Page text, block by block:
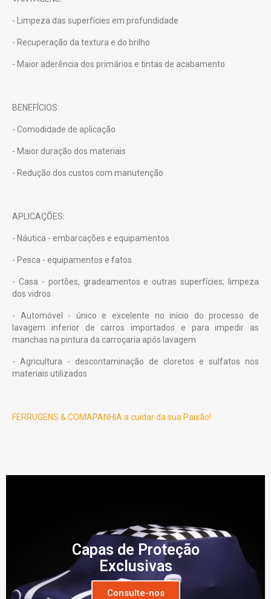
- Limpeza das superfícies em profundidade
- Recuperação da textura e do brilho
- Maior aderência dos primários e tintas de acabamento
BENEFÍCIOS:
- Comodidade de aplicação
- Maior duração dos materiais
- Redução dos custos com manutenção
APLICAÇÕES:
- Náutica - embarcações e equipamentos
- Pesca - equipamentos e fatos
- Casa - portões, gradeamentos e outras superfícies; limpeza
dos vidros
- Automóvel - único e excelente no início do processo de
lavagem inferior de carros importados e para impedir as
manchas na pintura da carroçaria após lavagem
- Agricultura - descontaminação de cloretos e sulfatos nos
materiais utilizados
FERRUGENS & COMAPANHIA a cuidar da sua Paixão!
Capas de Proteção
Exclusivas
Consulte-nos